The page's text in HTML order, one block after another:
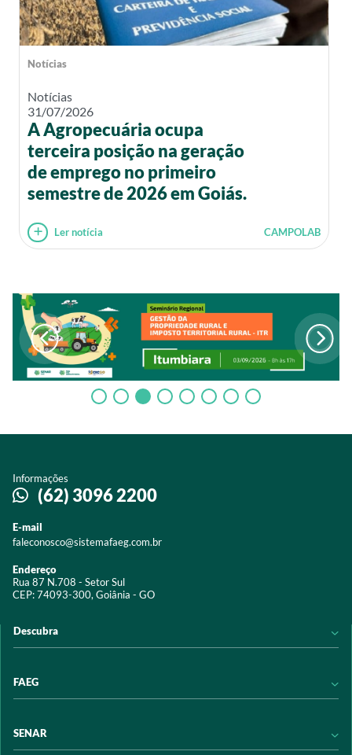
Notícias
Notícias
31/07/2026
A Agropecuária ocupa
terceira posição na geração
de emprego no primeiro
semestre de 2026 em Goiás.
Ler notícia CAMPOLAB
Informações
(62) 3096 2200
E-mail
faleconosco@sistemafaeg.com.br
Endereço
Rua 87 N.708 - Setor Sul
CEP: 74093-300, Goiânia - GO
Descubra
Acervo digital
Programas e Serviços
FAEG
Transparência
SENAR